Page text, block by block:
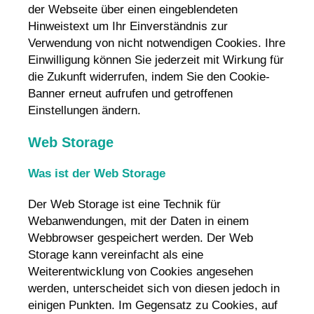
der Webseite über einen eingeblendeten
Hinweistext um Ihr Einverständnis zur
Verwendung von nicht notwendigen Cookies. Ihre
Einwilligung können Sie jederzeit mit Wirkung für
die Zukunft widerrufen, indem Sie den Cookie-
Banner erneut aufrufen und getroffenen
Einstellungen ändern.
Web Storage
Was ist der Web Storage
Der Web Storage ist eine Technik für
Webanwendungen, mit der Daten in einem
Webbrowser gespeichert werden. Der Web
Storage kann vereinfacht als eine
Weiterentwicklung von Cookies angesehen
werden, unterscheidet sich von diesen jedoch in
einigen Punkten. Im Gegensatz zu Cookies, auf